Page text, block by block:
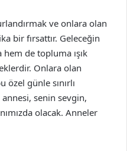
ve onlara olan
bir fırsattır. Geleceğin
de topluma ışık
Onlara olan
günle sınırlı
annesi, senin sevgin,
olacak. Anneler